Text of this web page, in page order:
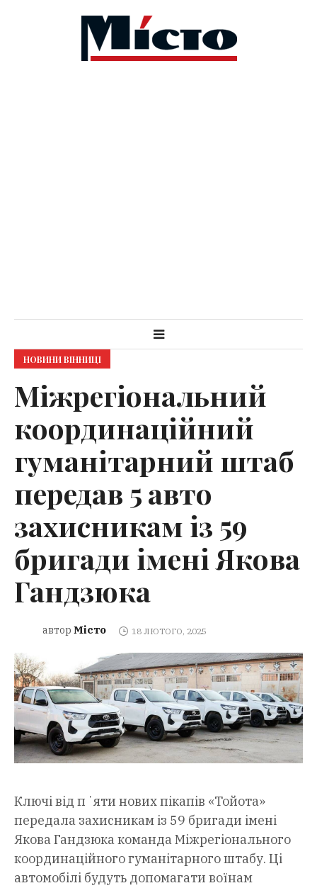
НОВИНИ ВІННИЦІ
Міжрегіональний
координаційний
гуманітарний штаб
передав 5 авто
захисникам із 59
бригади імені Якова
Гандзюка
автор Місто 18 ЛЮТОГО, 2025
Ключі від пʼяти нових пікапів «Тойота»
передала захисникам із 59 бригади імені
Якова Гандзюка команда Міжрегіонального
координаційного гуманітарного штабу. Ці
автомобілі будуть допомагати воїнам